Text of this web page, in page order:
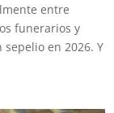
entre
funerarios y
en 2026. Y